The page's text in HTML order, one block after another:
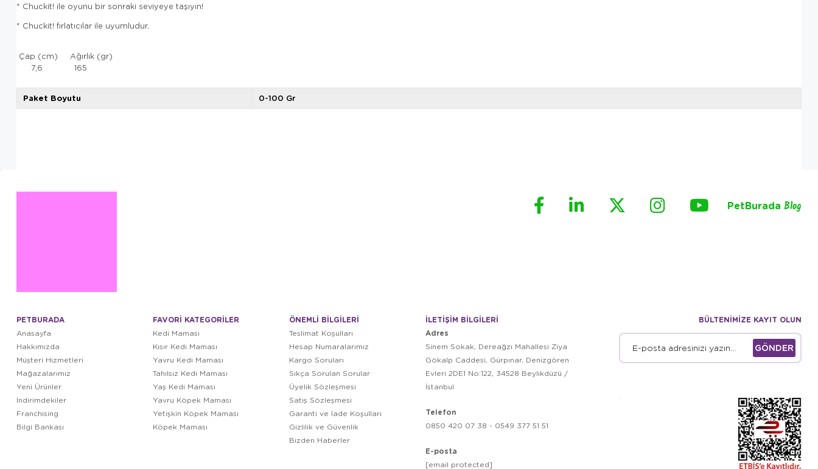
* Chuckit! ile oyunu bir sonraki seviyeye taşıyın!
* Chuckit! fırlatıcılar ile uyumludur.
Çap (cm) Ağırlık (gr)
7,6 165
Paket Boyutu 0-100 Gr
PetBurada Blog
PETBURADA
Anasayfa
Hakkımızda
Müşteri Hizmetleri
Mağazalarımız
Yeni Ürünler
İndirimdekiler
Franchising
Bilgi Bankası
FAVORİ KATEGORİLER
Kedi Maması
Kısır Kedi Maması
Yavru Kedi Maması
Tahılsız Kedi Maması
Yaş Kedi Maması
Yavru Köpek Maması
Yetişkin Köpek Maması
Köpek Maması
ÖNEMLİ BİLGİLERİ
Teslimat Koşulları
Hesap Numaralarımız
Kargo Soruları
Sıkça Sorulan Sorular
Üyelik Sözleşmesi
Satış Sözleşmesi
Garanti ve İade Koşulları
Gizlilik ve Güvenlik
Bizden Haberler
İLETİŞİM BİLGİLERİ
Adres
Sinem Sokak, Dereağzı Mahallesi Ziya
Gökalp Caddesi, Gürpınar, Denizgören
Evleri 2DE1 No:122, 34528 Beylikdüzü /
İstanbul
Telefon
0850 420 07 38 - 0549 377 51 51
E-posta
[email protected]
BÜLTENİMİZE KAYIT OLUN
GÖNDER